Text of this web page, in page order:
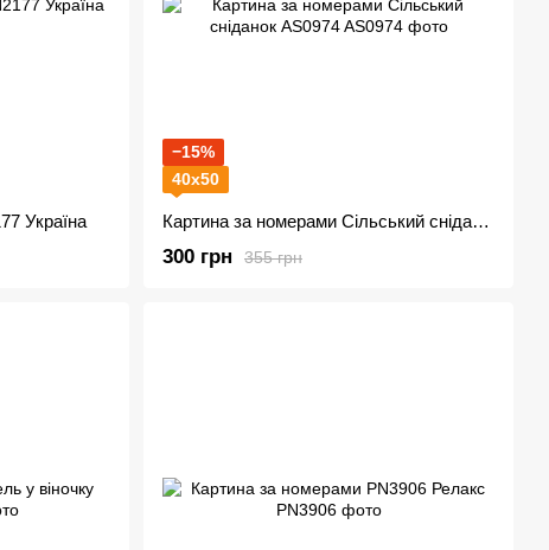
Україна
−15%
40х50
Картина за номерами Сільський сніданок AS0974
355 грн
300 грн